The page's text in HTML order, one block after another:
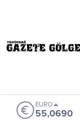
EURO
55,0690